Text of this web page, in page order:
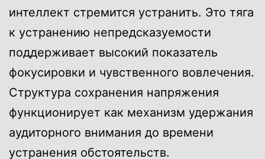
интеллект стремится устранить. Это тяга
к устранению непредсказуемости
поддерживает высокий показатель
фокусировки и чувственного вовлечения.
Структура сохранения напряжения
функционирует как механизм удержания
аудиторного внимания до времени
устранения обстоятельств.